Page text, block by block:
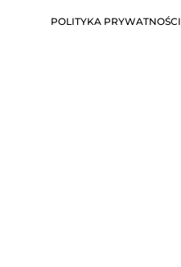
POLITYKA PRYWATNOŚCI